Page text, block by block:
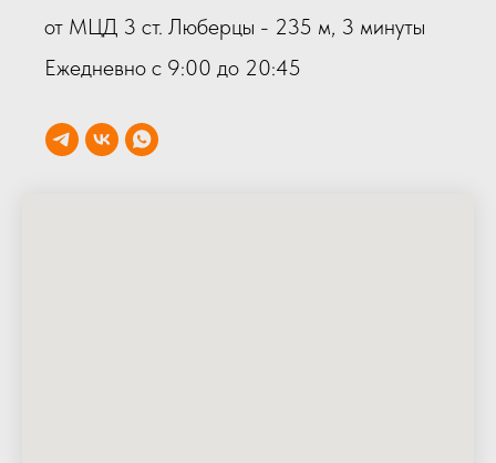
от МЦД 3 ст. Люберцы - 235 м, 3 минуты
Ежедневно с 9:00 до 20:45